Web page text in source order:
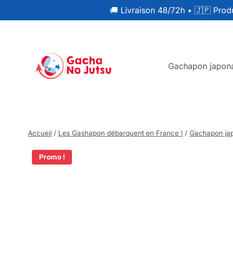
🚚 Livraison 48/72h • 🇯🇵
Gachapon
Accueil / Les Gashapon débarquent en France ! / Gachapon
Promo !